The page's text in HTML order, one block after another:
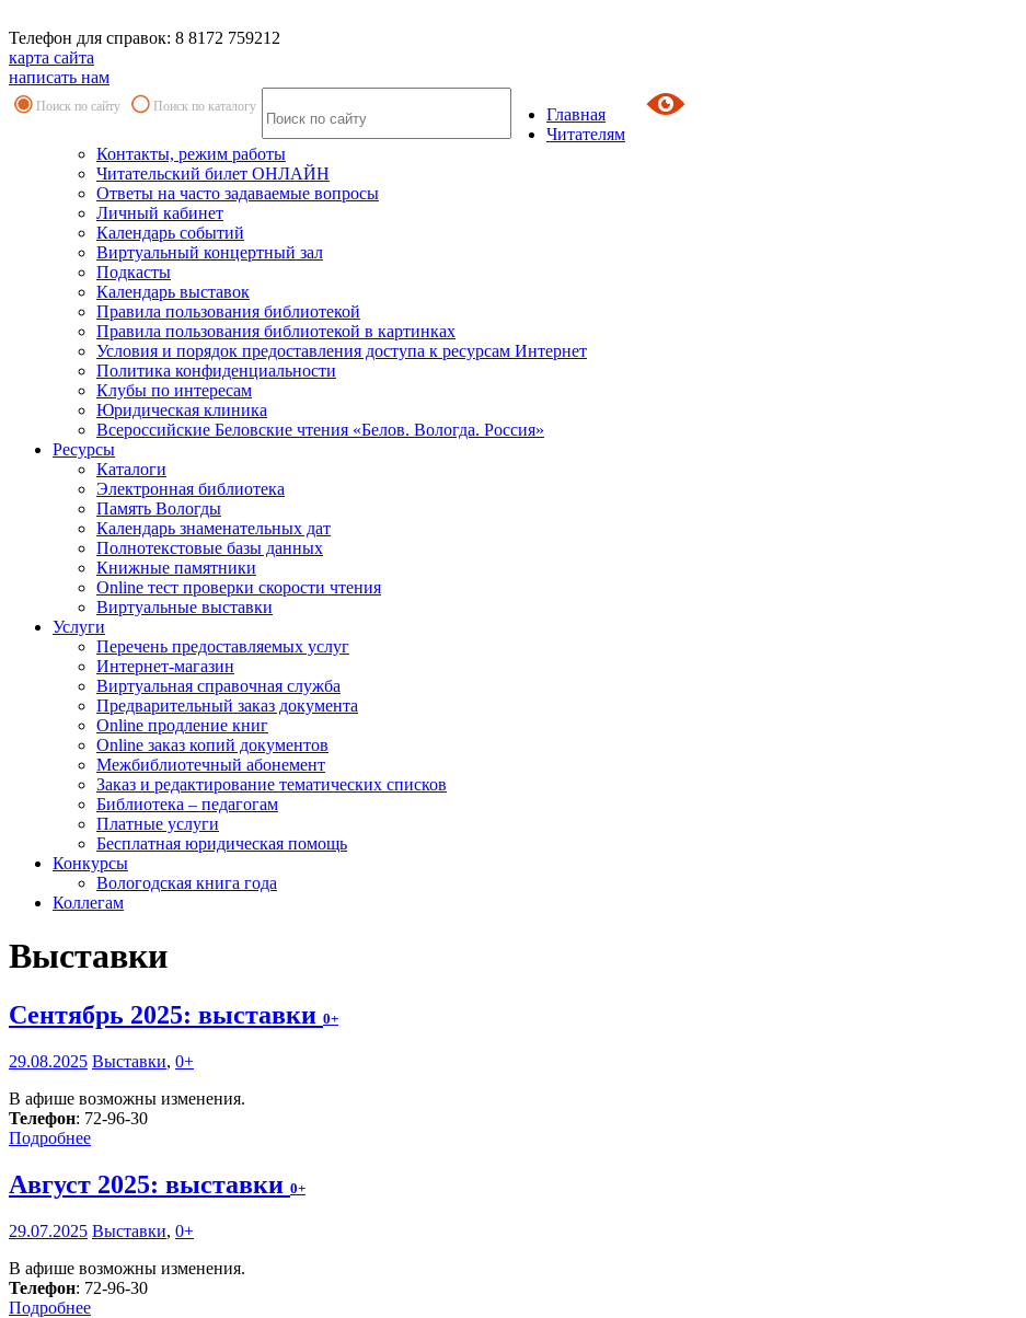
Телефон для справок: 8 8172 759212
карта сайта
написать нам
Поиск по сайту Поиск по каталогу
Главная
Читателям
Контакты, режим работы
Читательский билет ОНЛАЙН
Ответы на часто задаваемые вопросы
Личный кабинет
Календарь событий
Виртуальный концертный зал
Подкасты
Календарь выставок
Правила пользования библиотекой
Правила пользования библиотекой в картинках
Условия и порядок предоставления доступа к ресурсам Интернет
Политика конфиденциальности
Клубы по интересам
Юридическая клиника
Всероссийские Беловские чтения «Белов. Вологда. Россия»
Ресурсы
Каталоги
Электронная библиотека
Память Вологды
Календарь знаменательных дат
Полнотекстовые базы данных
Книжные памятники
Online тест проверки скорости чтения
Виртуальные выставки
Услуги
Перечень предоставляемых услуг
Интернет-магазин
Виртуальная справочная служба
Предварительный заказ документа
Online продление книг
Online заказ копий документов
Межбиблиотечный абонемент
Заказ и редактирование тематических списков
Библиотека – педагогам
Платные услуги
Бесплатная юридическая помощь
Конкурсы
Вологодская книга года
Коллегам
Выставки
Сентябрь 2025: выставки 0+
29.08.2025 Выставки, 0+
В афише возможны изменения.
Телефон: 72-96-30
Подробнее
Август 2025: выставки 0+
29.07.2025 Выставки, 0+
В афише возможны изменения.
Телефон: 72-96-30
Подробнее